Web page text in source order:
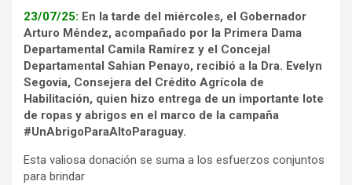
23/07/25: En la tarde del miércoles, el Gobernador
Arturo Méndez, acompañado por la Primera Dama
Departamental Camila Ramírez y el Concejal
Departamental Sahian Penayo, recibió a la Dra. Evelyn
Segovia, Consejera del Crédito Agrícola de
Habilitación, quien hizo entrega de un importante lote
de ropas y abrigos en el marco de la campaña
#UnAbrigoParaAltoParaguay.
Esta valiosa donación se suma a los esfuerzos conjuntos
para brindar